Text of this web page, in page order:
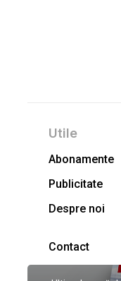
Utile
Abonamente
Publicitate
Despre noi
Contact